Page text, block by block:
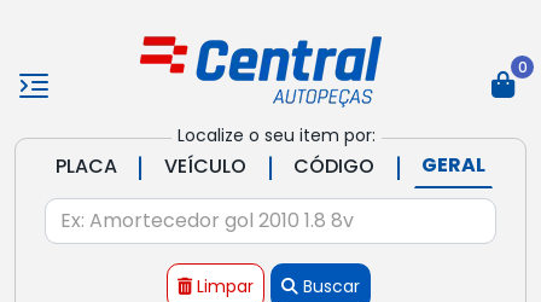
Localize o seu item por:
PLACA | VEÍCULO | CÓDIGO | GERAL
Limpar Buscar
0